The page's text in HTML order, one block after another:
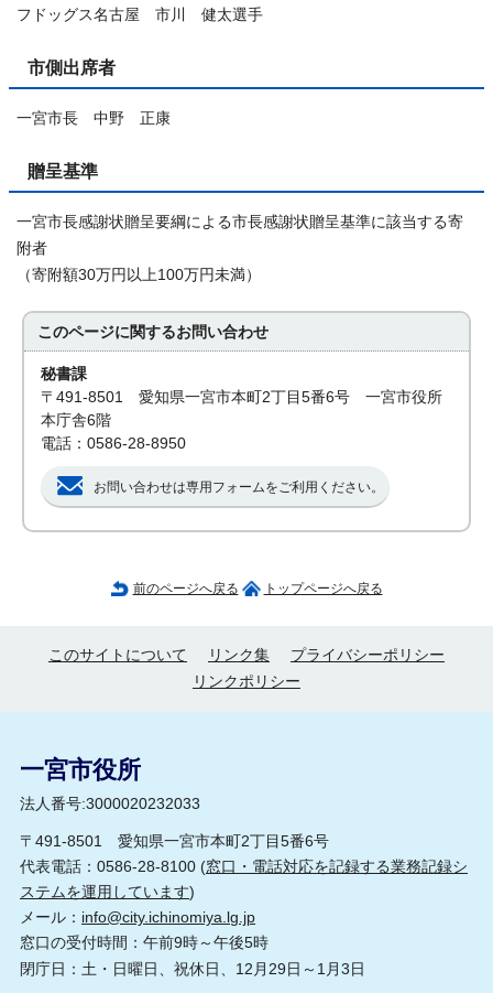
フドッグス名古屋 市川 健太選手
市側出席者
一宮市長 中野 正康
贈呈基準
一宮市長感謝状贈呈要綱による市長感謝状贈呈基準に該当する寄
附者
（寄附額30万円以上100万円未満）
このページに関するお問い合わせ
秘書課
〒491-8501 愛知県一宮市本町2丁目5番6号 一宮市役所
本庁舎6階
電話：0586-28-8950
お問い合わせは専用フォームをご利用ください。
前のページへ戻る トップページへ戻る
このサイトについて リンク集
プライバシーポリシー
リンクポリシー
一宮市役所
法人番号:3000020232033
〒491-8501 愛知県一宮市本町2丁目5番6号
代表電話：0586-28-8100 (窓口・電話対応を記録する業務記録シ
ステムを運用しています)
メール： info@city.ichinomiya.lg.jp
窓口の受付時間：午前9時～午後5時
閉庁日：土・日曜日、祝休日、12月29日～1月3日